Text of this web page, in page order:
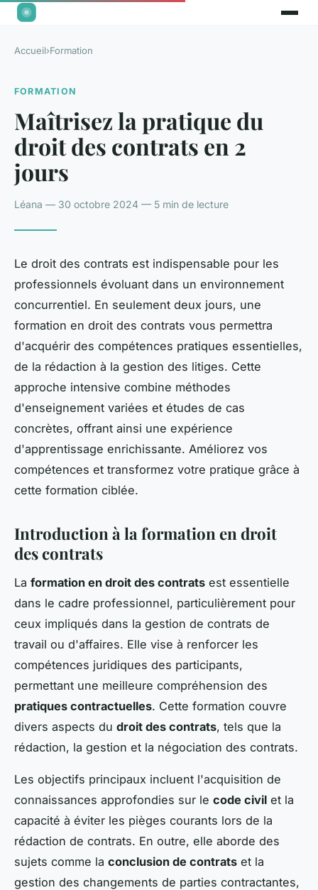
Accueil›Formation
FORMATION
Maîtrisez la pratique du
droit des contrats en 2
jours
Léana — 30 octobre 2024 — 5 min de lecture
Le droit des contrats est indispensable pour les
professionnels évoluant dans un environnement
concurrentiel. En seulement deux jours, une
formation en droit des contrats vous permettra
d'acquérir des compétences pratiques essentielles,
de la rédaction à la gestion des litiges. Cette
approche intensive combine méthodes
d'enseignement variées et études de cas
concrètes, offrant ainsi une expérience
d'apprentissage enrichissante. Améliorez vos
compétences et transformez votre pratique grâce à
cette formation ciblée.
Introduction à la formation en droit
des contrats
La formation en droit des contrats est essentielle
dans le cadre professionnel, particulièrement pour
ceux impliqués dans la gestion de contrats de
travail ou d'affaires. Elle vise à renforcer les
compétences juridiques des participants,
permettant une meilleure compréhension des
pratiques contractuelles. Cette formation couvre
divers aspects du droit des contrats, tels que la
rédaction, la gestion et la négociation des contrats.
Les objectifs principaux incluent l'acquisition de
connaissances approfondies sur le code civil et la
capacité à éviter les pièges courants lors de la
rédaction de contrats. En outre, elle aborde des
sujets comme la conclusion de contrats et la
gestion des changements de parties contractantes,